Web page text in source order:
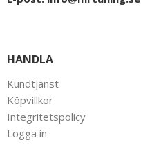
HANDLA
Kundtjänst
Köpvillkor
Integritetspolicy
Logga in